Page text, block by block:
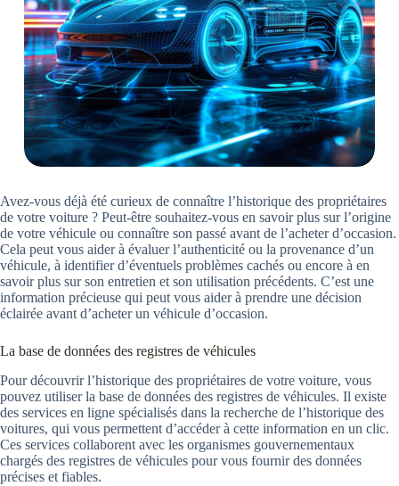
Avez-vous déjà été curieux de connaître l’historique des propriétaires
de votre voiture ? Peut-être souhaitez-vous en savoir plus sur l’origine
de votre véhicule ou connaître son passé avant de l’acheter d’occasion.
Cela peut vous aider à évaluer l’authenticité ou la provenance d’un
véhicule, à identifier d’éventuels problèmes cachés ou encore à en
savoir plus sur son entretien et son utilisation précédents. C’est une
information précieuse qui peut vous aider à prendre une décision
éclairée avant d’acheter un véhicule d’occasion.
La base de données des registres de véhicules
Pour découvrir l’historique des propriétaires de votre voiture, vous
pouvez utiliser la base de données des registres de véhicules. Il existe
des services en ligne spécialisés dans la recherche de l’historique des
voitures, qui vous permettent d’accéder à cette information en un clic.
Ces services collaborent avec les organismes gouvernementaux
chargés des registres de véhicules pour vous fournir des données
précises et fiables.